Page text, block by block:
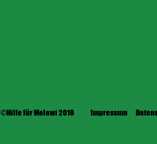
©Hilfe für Malawi 2016 Impressum